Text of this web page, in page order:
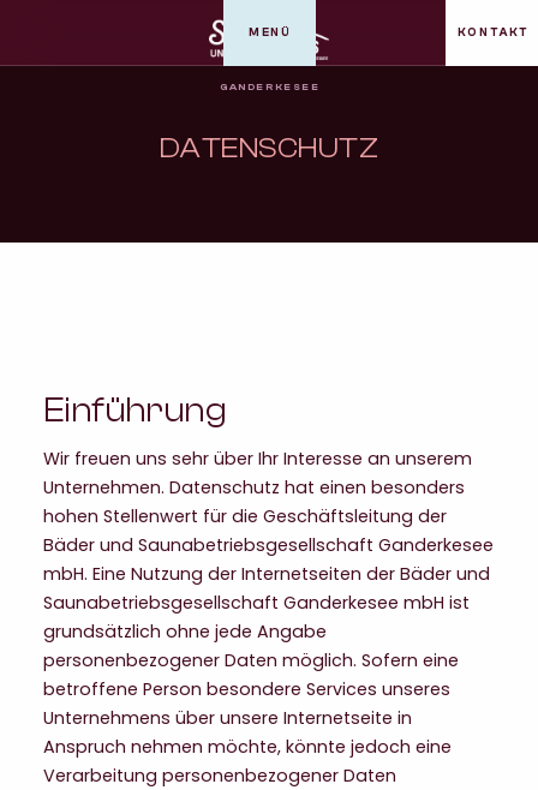
GANDERKESEE
MENÜ KONTAKT
DATENSCHUTZ
Einführung
Wir freuen uns sehr über Ihr Interesse an unserem
Unternehmen. Datenschutz hat einen besonders
hohen Stellenwert für die Geschäftsleitung der
Bäder und Saunabetriebsgesellschaft Ganderkesee
mbH. Eine Nutzung der Internetseiten der Bäder und
Saunabetriebsgesellschaft Ganderkesee mbH ist
grundsätzlich ohne jede Angabe
personenbezogener Daten möglich. Sofern eine
betroffene Person besondere Services unseres
Unternehmens über unsere Internetseite in
Anspruch nehmen möchte, könnte jedoch eine
Verarbeitung personenbezogener Daten